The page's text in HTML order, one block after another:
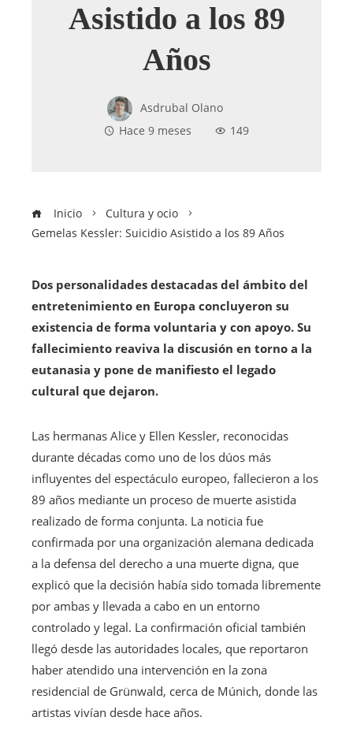
Asistido a los 89
Años
Asdrubal Olano
Hace 9 meses
149
Inicio
Cultura y ocio
Gemelas Kessler: Suicidio Asistido a los 89 Años
Dos personalidades destacadas del ámbito del
entretenimiento en Europa concluyeron su
existencia de forma voluntaria y con apoyo. Su
fallecimiento reaviva la discusión en torno a la
eutanasia y pone de manifiesto el legado
cultural que dejaron.
Las hermanas Alice y Ellen Kessler, reconocidas
durante décadas como uno de los dúos más
influyentes del espectáculo europeo, fallecieron a los
89 años mediante un proceso de muerte asistida
realizado de forma conjunta. La noticia fue
confirmada por una organización alemana dedicada
a la defensa del derecho a una muerte digna, que
explicó que la decisión había sido tomada libremente
por ambas y llevada a cabo en un entorno
controlado y legal. La confirmación oficial también
llegó desde las autoridades locales, que reportaron
haber atendido una intervención en la zona
residencial de Grünwald, cerca de Múnich, donde las
artistas vivían desde hace años.